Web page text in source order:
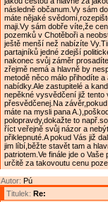
následně občanum.Vy sám
máte nějaké
maji.Vy sám dobře víte,že
pozemků v Chotěboři a
ještě menší než nabízíte
partajníků jedné zdejší
nakonec svůj záměr
zřejmě nemá a hlavně by
metodě něco málo přihodíte
nabídky.Ale zastupitelé a
nepěkné vysvědčení již tento
přesvědčenej.Na
máte na mysli pana
polopravdy,dokažte to
říct veřejně svůj názor a
přiklepnuté.A pokud Vás již
jim líbí,běžte stavět tam a
patriotem.Ve finále jde o
určitě za takovoutu cenu
Autor: Pú
Titulek: Re: